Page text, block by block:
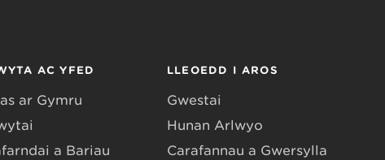
AC YFED
ar Gymru
a Bariau
LLEOEDD I AROS
Gwestai
Hunan Arlwyo
Carafannau a Gwersylla